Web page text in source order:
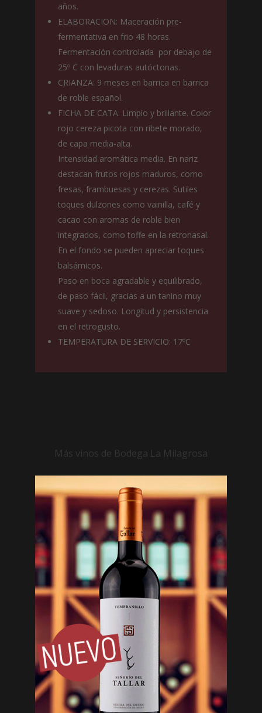
años.
ELABORACION: Maceración pre-
fermentativa en frio 48 horas.
Fermentación controlada por debajo de
25º C con levaduras autóctonas.
CRIANZA: 9 meses en barrica en barrica
de roble español.
FICHA DE CATA: Limpio y brillante. Color
rojo cereza picota con ribete morado,
de capa media-alta.
Intensidad aromática media. En nariz
destacan frutos rojos maduros, como
fresas, frambuesas y cerezas. Sutiles
toques dulzones como vainilla, café y
cacao con aromas de roble bien
integrados, como toffe en la retronasal.
En el fondo se pueden apreciar toques
balsámicos.
Paso en boca agradable y equilibrado,
de paso fácil, gracias a un tanino muy
suave y sedoso. Longitud y persistencia
en el retrogusto.
TEMPERATURA DE SERVICIO: 17ºC
Más vinos de Bodega La Milagrosa